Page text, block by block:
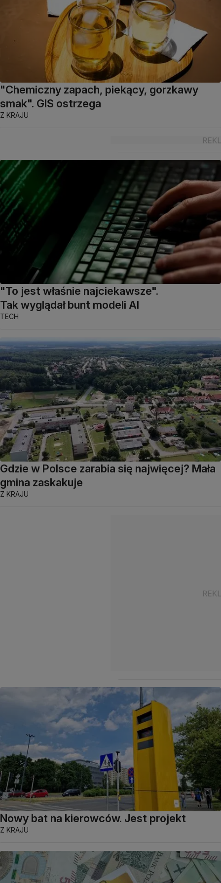
"Chemiczny zapach, piekący, gorzkawy
smak". GIS ostrzega
Z KRAJU
"To jest właśnie najciekawsze".
Tak wyglądał bunt modeli AI
TECH
Gdzie w Polsce zarabia się najwięcej? Mała
gmina zaskakuje
Z KRAJU
Nowy bat na kierowców. Jest projekt
Z KRAJU